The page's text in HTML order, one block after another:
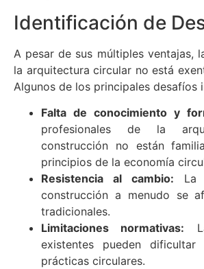
Identificación de
A pesar de sus múltiples ventajas,
la arquitectura circular no está
Algunos de los principales desafíos
Falta de conocimiento y
profesionales de la
construcción no están
principios de la economía
Resistencia al cambio: La
construcción a menudo se
tradicionales.
Limitaciones normativas:
existentes pueden
prácticas circulares.